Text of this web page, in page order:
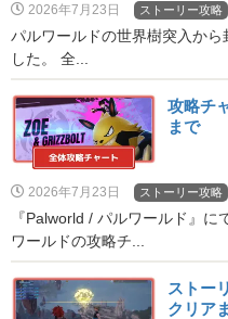
2026年7月23日 ストーリー攻略
パルワールドの世界樹突入か
した。 全...
攻略チ
まで
2026年7月23日 ストーリー攻略
『Palworld / パルワールド』
ワールドの攻略チ...
ストー
クリア